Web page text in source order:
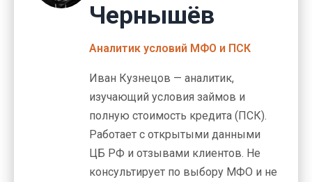
Чернышёв
Аналитик условий МФО и ПСК
Иван Кузнецов — аналитик,
изучающий условия займов и
полную стоимость кредита (ПСК).
Работает с открытыми данными
ЦБ РФ и отзывами клиентов. Не
консультирует по выбору МФО и не